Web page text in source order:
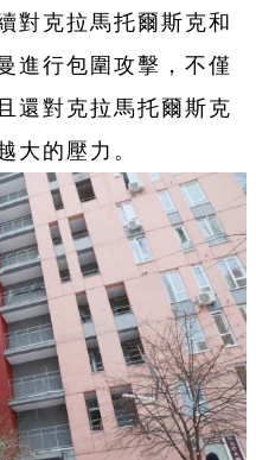
對克拉馬托爾斯克和
進行包圍攻擊，不僅
還對克拉馬托爾斯克
大的壓力。